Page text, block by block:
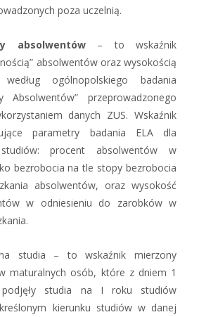
poza uczelnią.
absolwentów– to wskaźnik
absolwentów oraz wysokością
ogólnopolskiego badania
Absolwentów” przeprowadzonego
danych ZUS. Wskaźnik
parametry badania ELA dla
procent absolwentów w
bezrobocia na tle stopy bezrobocia
absolwentów, oraz wysokość
w odniesieniu do zarobków w
studia – to wskaźnik mierzony
maturalnych osób, które z dniem 1
podjęły studia na I roku studiów
kierunku studiów w danej